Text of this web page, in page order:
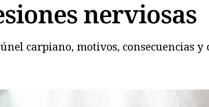
nerviosas
carpiano, motivos, consecuencias y